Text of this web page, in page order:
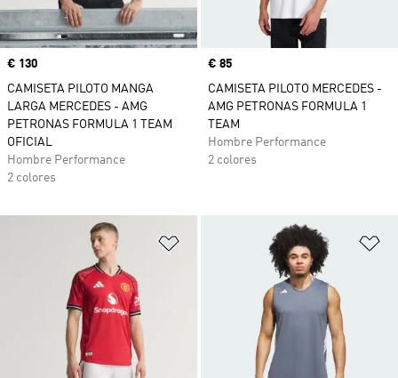
Precio
€ 130
CAMISETA PILOTO MANGA
LARGA MERCEDES - AMG
PETRONAS FORMULA 1 TEAM
OFICIAL
Hombre Performance
2 colores
Precio
€ 85
CAMISETA PILOTO MERCEDES -
AMG PETRONAS FORMULA 1
TEAM
Hombre Performance
2 colores
Añadir a la lista de deseos